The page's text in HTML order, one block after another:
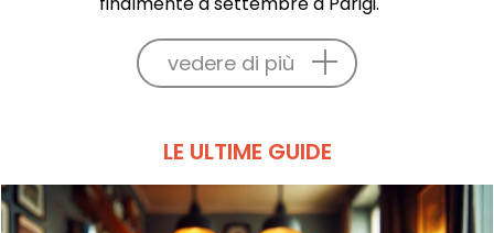
vedere di più
LE ULTIME GUIDE